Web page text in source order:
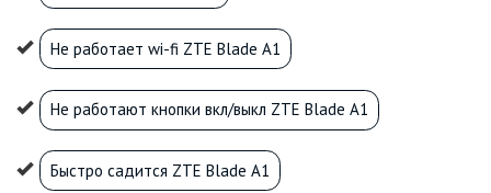
Не работает wi-fi ZTE Blade A1
Не работают кнопки вкл/выкл ZTE Blade A1
Быстро садится ZTE Blade A1